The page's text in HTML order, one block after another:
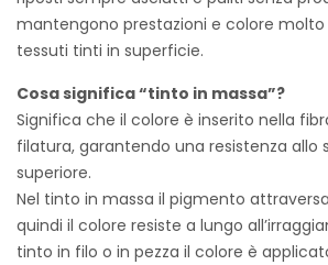
mantengono prestazioni e colore molto
tessuti tinti in superficie.
Cosa significa “tinto in massa”?
Significa che il colore è inserito nella
filatura, garantendo una resistenza
superiore.
Nel tinto in massa il pigmento
quindi il colore resiste a lungo
tinto in filo o in pezza il colore è